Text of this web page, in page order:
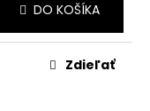
DO KOŠÍKA
Zdieľať